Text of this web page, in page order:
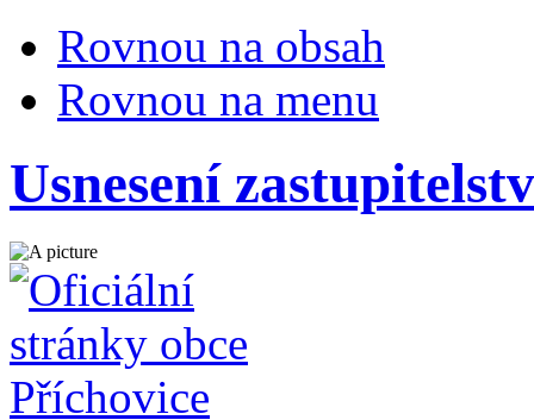
Rovnou na obsah
Rovnou na menu
Usnesení